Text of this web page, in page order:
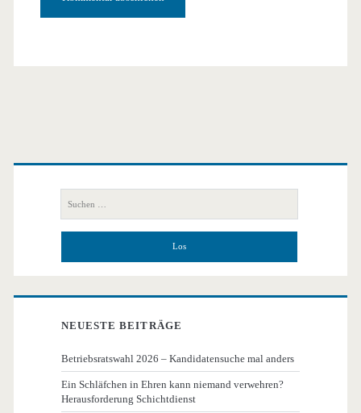
Primäre
Seitenleiste
nach:
NEUESTE BEITRÄGE
Betriebsratswahl 2026 – Kandidatensuche mal anders
Ein Schläfchen in Ehren kann niemand verwehren?
Herausforderung Schichtdienst